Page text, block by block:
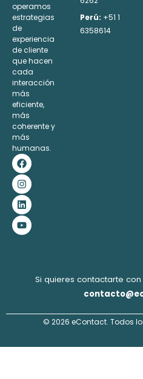
i
v
e
:
operamos
estrategias
de
experiencia
de cliente
que hacen
cada
interacción
más
eficiente,
más
coherente y
más
humanas.
F
a
c
e
b
o
o
k
I
n
s
t
a
g
r
a
m
L
i
n
k
e
d
i
n
Y
o
u
t
u
b
e
Perú: +51 1
6358614
Si quieres contactarte
© 2026 eContact. Todos